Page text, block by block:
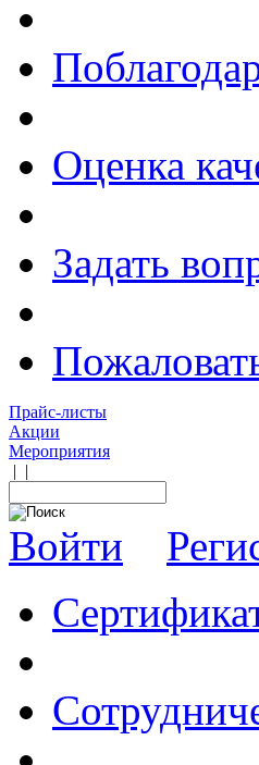
Оценка
Задать
Прайс-листы
Акции
Мероприятия
| |
Войти